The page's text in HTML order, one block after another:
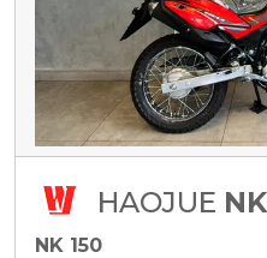
HAOJUE NK
NK 150